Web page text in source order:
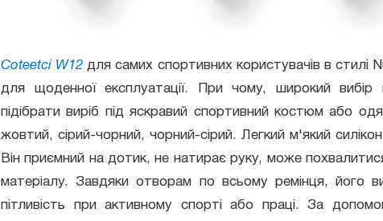
Coteetci W12 для самих спортивних користувачів в стилі
для щоденної експлуатації. При чому, широкий вибір
підібрати виріб під яскравий спортивний костюм або
жовтий, сірий-чорний, чорний-сірий. Легкий м'який
Він приємний на дотик, не натирає руку, може
матеріалу. Завдяки отворам по всьому ремінця, його
пітливість при активному спорті або праці. За